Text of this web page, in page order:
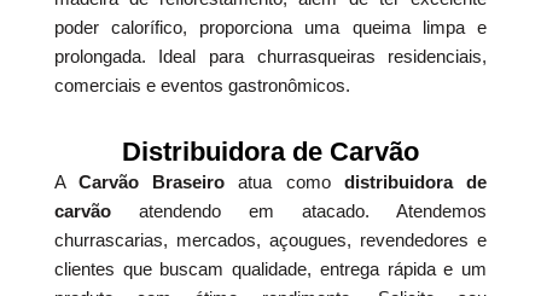
poder calorífico, proporciona uma queima limpa e
prolongada. Ideal para churrasqueiras residenciais,
comerciais e eventos gastronômicos.
Distribuidora de Carvão
ACarvão Braseiro atua como distribuidora de
carvãoatendendo em atacado. Atendemos
churrascarias, mercados, açougues, revendedores e
clientes que buscam qualidade, entrega rápida e um